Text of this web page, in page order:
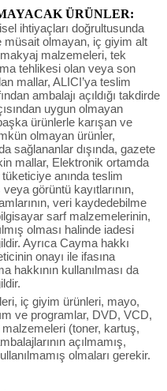
ÜRÜNLER:
ihtiyaçları doğrultusunda
müsait olmayan, iç giyim alt
malzemeleri, tek
tehlikesi olan veya son
mallar, ALICI’ya teslim
ambalajı açıldığı takdirde
uygun olmayan
ürünlerle karışan ve
olmayan ürünler,
sağlananlar dışında, gazete
mallar, Elektronik ortamda
anında teslim
görüntü kayıtlarının,
veri kaydedebilme
sarf malzemelerinin,
olması halinde iadesi
Ayrıca Cayma hakkı
onayı ile ifasına
hakkının kullanılması da
iç giyim ürünleri, mayo,
ve programlar, DVD, VCD,
(toner, kartuş,
açılmamış,
olmaları gerekir.